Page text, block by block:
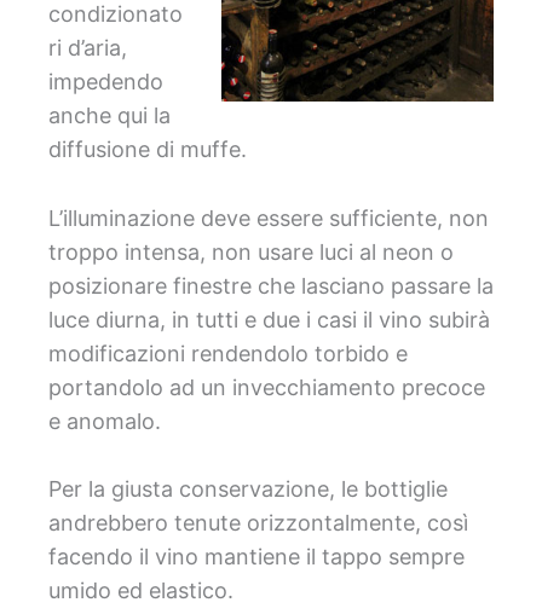
condizionato
ri d’aria,
impedendo
anche qui la
diffusione di muffe.
L’illuminazione deve essere sufficiente, non
troppo intensa, non usare luci al neon o
posizionare finestre che lasciano passare la
luce diurna, in tutti e due i casi il vino subirà
modificazioni rendendolo torbido e
portandolo ad un invecchiamento precoce
e anomalo.
Per la giusta conservazione, le bottiglie
andrebbero tenute orizzontalmente, così
facendo il vino mantiene il tappo sempre
umido ed elastico.